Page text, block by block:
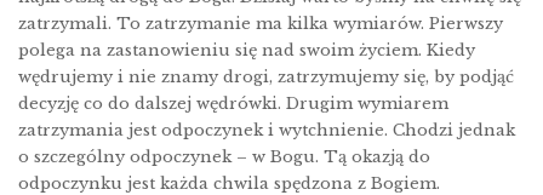
zatrzymali. To zatrzymanie ma kilka wymiarów. Pierwszy
polega na zastanowieniu się nad swoim życiem. Kiedy
wędrujemy i nie znamy drogi, zatrzymujemy się, by podjąć
decyzję co do dalszej wędrówki. Drugim wymiarem
zatrzymania jest odpoczynek i wytchnienie. Chodzi jednak
o szczególny odpoczynek – w Bogu. Tą okazją do
odpoczynku jest każda chwila spędzona z Bogiem.